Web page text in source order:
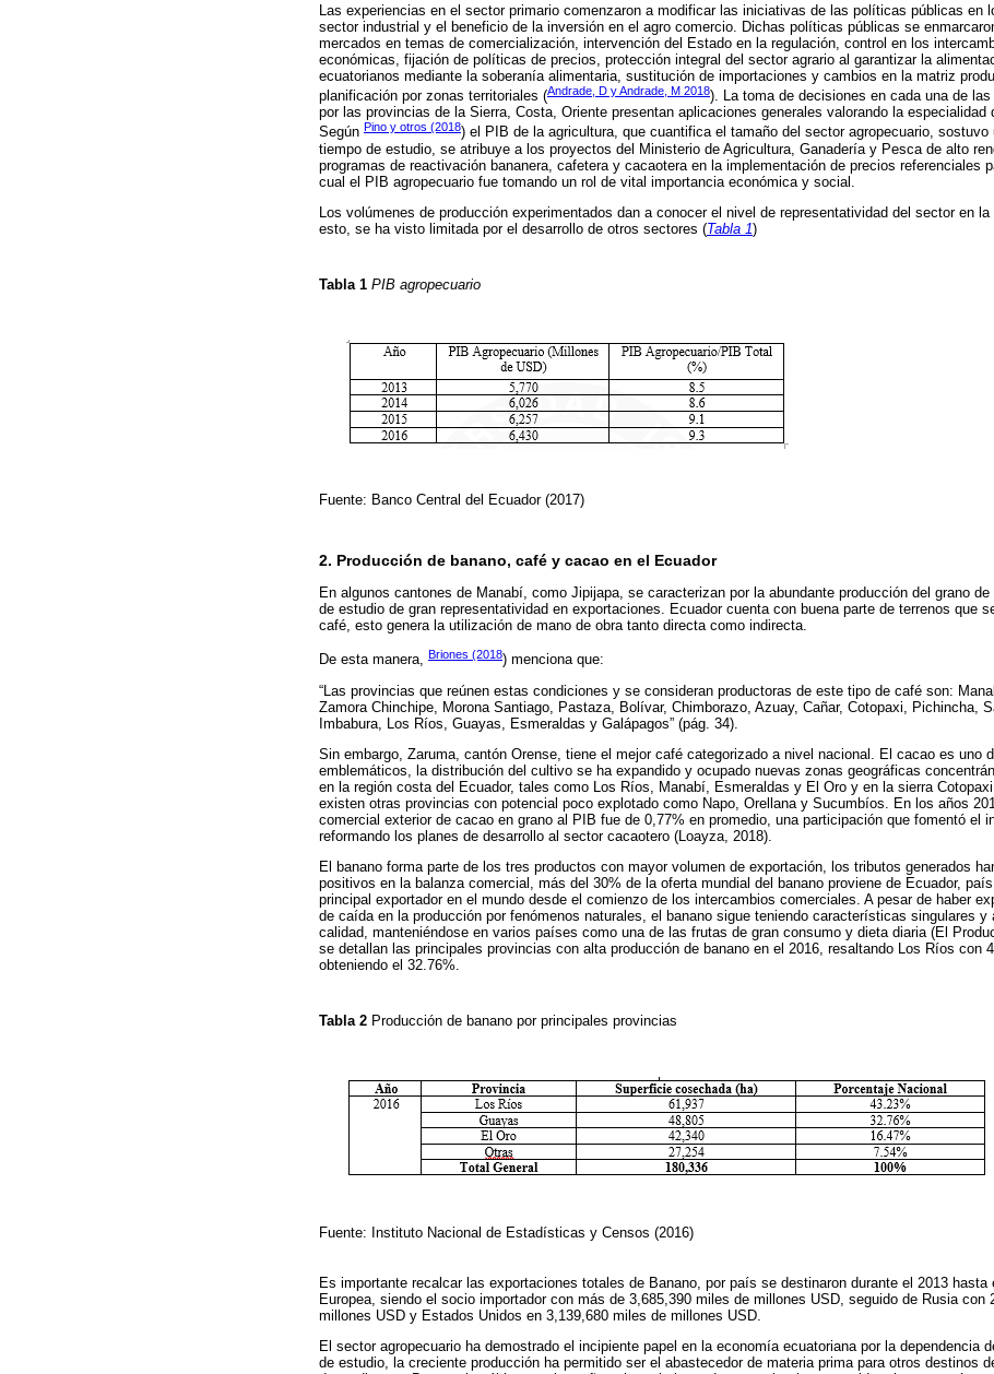
Las experiencias en el sector primario comenzaron a modificar las iniciativas de las políticas públicas en
sector industrial y el beneficio de la inversión en el agro comercio. Dichas políticas públicas se
mercados en temas de comercialización, intervención del Estado en la regulación, control en los
económicas, fijación de políticas de precios, protección integral del sector agrario al garantizar la
ecuatorianos mediante la soberanía alimentaria, sustitución de importaciones y cambios en la matriz
planificación por zonas territoriales (Andrade, D y Andrade, M 2018). La toma de decisiones en cada una de
por las provincias de la Sierra, Costa, Oriente presentan aplicaciones generales valorando la especialidad
Según Pino y otros (2018) el PIB de la agricultura, que cuantifica el tamaño del sector agropecuario, sostuvo
tiempo de estudio, se atribuye a los proyectos del Ministerio de Agricultura, Ganadería y Pesca de alto
programas de reactivación bananera, cafetera y cacaotera en la implementación de precios referenciales
cual el PIB agropecuario fue tomando un rol de vital importancia económica y social.
Los volúmenes de producción experimentados dan a conocer el nivel de representatividad del sector en
esto, se ha visto limitada por el desarrollo de otros sectores (Tabla 1)
Tabla 1 PIB agropecuario
Fuente: Banco Central del Ecuador (2017)
2. Producción de banano, café y cacao en el Ecuador
En algunos cantones de Manabí, como Jipijapa, se caracterizan por la abundante producción del grano
de estudio de gran representatividad en exportaciones. Ecuador cuenta con buena parte de terrenos que
café, esto genera la utilización de mano de obra tanto directa como indirecta.
De esta manera, Briones (2018) menciona que:
“Las provincias que reúnen estas condiciones y se consideran productoras de este tipo de café son:
Zamora Chinchipe, Morona Santiago, Pastaza, Bolívar, Chimborazo, Azuay, Cañar, Cotopaxi, Pichincha,
Imbabura, Los Ríos, Guayas, Esmeraldas y Galápagos” (pág. 34).
Sin embargo, Zaruma, cantón Orense, tiene el mejor café categorizado a nivel nacional. El cacao es uno
emblemáticos, la distribución del cultivo se ha expandido y ocupado nuevas zonas geográficas
en la región costa del Ecuador, tales como Los Ríos, Manabí, Esmeraldas y El Oro y en la sierra
existen otras provincias con potencial poco explotado como Napo, Orellana y Sucumbíos. En los años
comercial exterior de cacao en grano al PIB fue de 0,77% en promedio, una participación que fomentó el
reformando los planes de desarrollo al sector cacaotero (Loayza, 2018).
El banano forma parte de los tres productos con mayor volumen de exportación, los tributos generados
positivos en la balanza comercial, más del 30% de la oferta mundial del banano proviene de Ecuador,
principal exportador en el mundo desde el comienzo de los intercambios comerciales. A pesar de haber
de caída en la producción por fenómenos naturales, el banano sigue teniendo características singulares y
calidad, manteniéndose en varios países como una de las frutas de gran consumo y dieta diaria (El
se detallan las principales provincias con alta producción de banano en el 2016, resaltando Los Ríos con
obteniendo el 32.76%.
Tabla 2 Producción de banano por principales provincias
Fuente: Instituto Nacional de Estadísticas y Censos (2016)
Es importante recalcar las exportaciones totales de Banano, por país se destinaron durante el 2013 hasta
Europea, siendo el socio importador con más de 3,685,390 miles de millones USD, seguido de Rusia con
millones USD y Estados Unidos en 3,139,680 miles de millones USD.
El sector agropecuario ha demostrado el incipiente papel en la economía ecuatoriana por la dependencia
de estudio, la creciente producción ha permitido ser el abastecedor de materia prima para otros destinos